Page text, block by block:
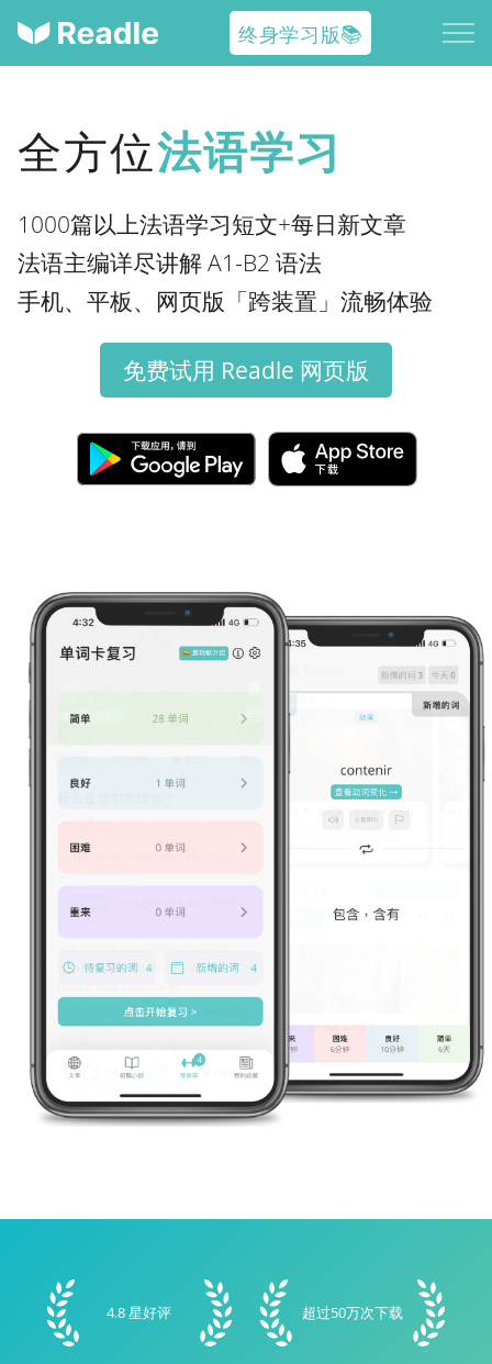
终身学习版📚
全方位法语学习
1000篇以上法语学习短文+每日新文章
法语主编详尽讲解 A1-B2 语法
手机、平板、网页版「跨装置」流畅体验
免费试用 Readle 网页版
4.8 星好评 超过50万次下载